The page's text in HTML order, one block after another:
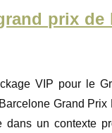
prix
VIP pour le
Grand
dans un contexte